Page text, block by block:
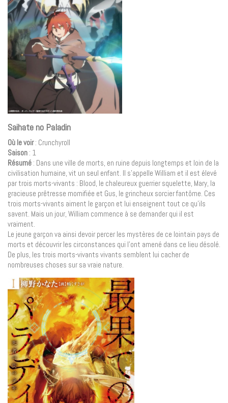
Saihate no Paladin
Où le voir: Crunchyroll
Saison : 1
Résumé : Dans une ville de morts, en ruine depuis longtemps et loin de la
civilisation humaine, vit un seul enfant. Il s’appelle William et il est élevé
par trois morts-vivants : Blood, le chaleureux guerrier squelette, Mary, la
gracieuse prêtresse momifiée et Gus, le grincheux sorcier fantôme. Ces
trois morts-vivants aiment le garçon et lui enseignent tout ce qu’ils
savent. Mais un jour, William commence à se demander qui il est
vraiment.
Le jeune garçon va ainsi devoir percer les mystères de ce lointain pays de
morts et découvrir les circonstances qui l’ont amené dans ce lieu désolé.
De plus, les trois morts-vivants vivants semblent lui cacher de
nombreuses choses sur sa vraie nature.